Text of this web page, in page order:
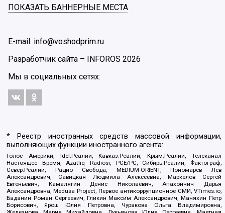
ПОКАЗАТЬ БАННЕРНЫЕ МЕСТА
E-mail: info@voshodprim.ru
Разработчик сайта – INFOROS 2026
Мы в социальных сетях:
* Реестр иностранных средств массовой информации,
выполняющих функции иностранного агента:
Голос Америки, Idel.Реалии, Кавказ.Реалии, Крым.Реалии, Телеканал
Настоящее Время, Azatliq Radiosi, PCE/PC, Сибирь.Реалии, Фактограф,
Север.Реалии, Радио Свобода, MEDIUM-ORIENT, Пономарев Лев
Александрович, Савицкая Людмила Алексеевна, Маркелов Сергей
Евгеньевич, Камалягин Денис Николаевич, Апахончич Дарья
Александровна, Medusa Project, Первое антикоррупционное СМИ, VTimes.io,
Баданин Роман Сергеевич, Гликин Максим Александрович, Маняхин Петр
Борисович, Ярош Юлия Петровна, Чуракова Ольга Владимировна,